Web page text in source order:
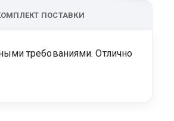
ПОСТАВКИ
требованиями. Отлично